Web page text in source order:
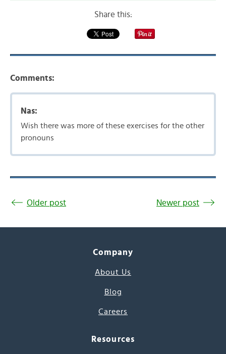
Share this:
Comments:
Nas:
Wish there was more of these exercises for the other
pronouns
Older post Newer post
Company
About Us
Blog
Careers
Resources